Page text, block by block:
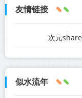
友情链接
次元share
似水流年